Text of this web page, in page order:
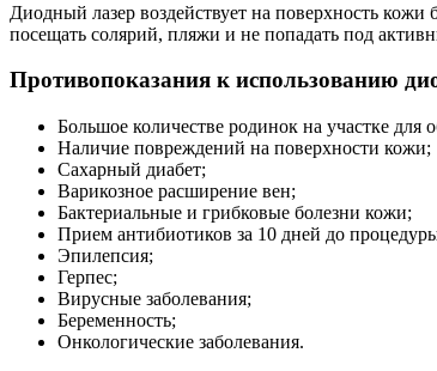
Диодный лазер воздействует на поверхность
посещать солярий, пляжи и не попадать под
Противопоказания к использованию
Большое количестве родинок на участке для
Наличие повреждений на поверхности кожи;
Сахарный диабет;
Варикозное расширение вен;
Бактериальные и грибковые болезни кожи;
Прием антибиотиков за 10 дней до
Эпилепсия;
Герпес;
Вирусные заболевания;
Беременность;
Онкологические заболевания.